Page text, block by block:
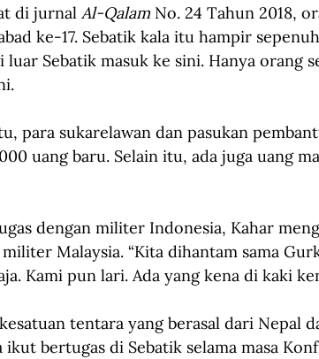
di jurnal Al-Qalam No. 24 Tahun 2018,
ke-17. Sebatik kala itu hampir
luar Sebatik masuk ke sini. Hanya orang
para sukarelawan dan pasukan
uang baru. Selain itu, ada juga uang
dengan militer Indonesia, Kahar
Malaysia. “Kita dihantam sama
Kami pun lari. Ada yang kena di kaki
tentara yang berasal dari Nepal
ikut bertugas di Sebatik selama masa